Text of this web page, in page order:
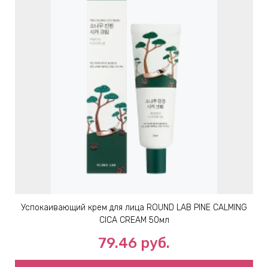
Успокаивающий крем для лица ROUND LAB PINE CALMING
CICA CREAM 50мл
79.46 руб.